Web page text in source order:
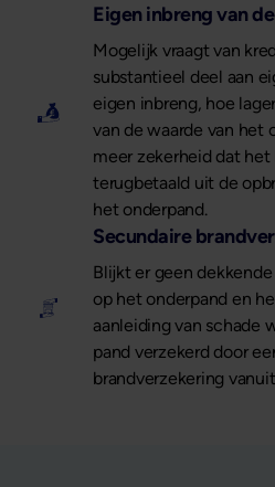
Eigen inbreng van
Mogelijk vraagt van
substantieel deel aan
eigen inbreng, hoe
van de waarde van het
meer zekerheid dat
terugbetaald uit de
het onderpand.
Secundaire
Blijkt er geen
op het onderpand en
aanleiding van schade
pand verzekerd door
brandverzekering